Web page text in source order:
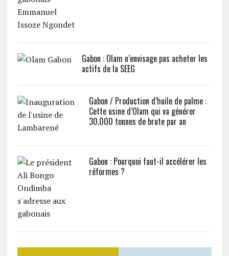
Gabon : Olam n’envisage pas acheter les
actifs de la SEEG
Gabon / Production d’huile de palme :
Cette usine d’Olam qui va générer
30.000 tonnes de brute par an
Gabon : Pourquoi faut-il accélérer les
réformes ?